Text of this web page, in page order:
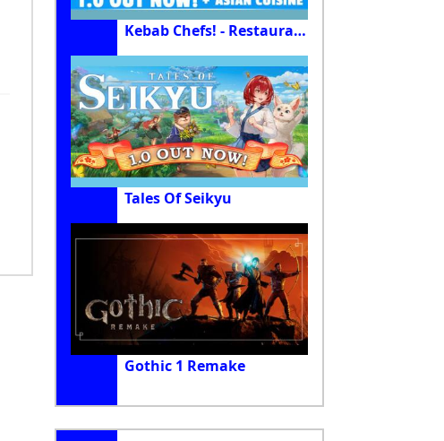
Kebab Chefs! - Restaurant Simulator
Tales Of Seikyu
Gothic 1 Remake